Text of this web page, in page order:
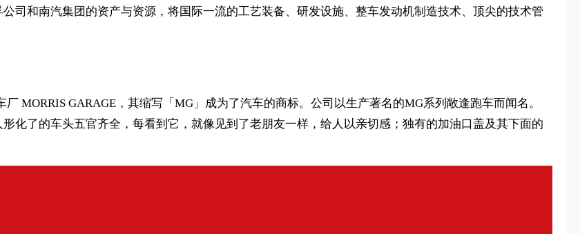
司和南汽集团的资产与资源，将国际一流的工艺装备、研发设施、整车发动机制造技术、顶尖的技术管
MORRIS GARAGE，其缩写「MG」成为了汽车的商标。公司以生产著名的MG系列敞逢跑车而闻名。
化了的车头五官齐全，每看到它，就像见到了老朋友一样，给人以亲切感；独有的加油口盖及其下面的